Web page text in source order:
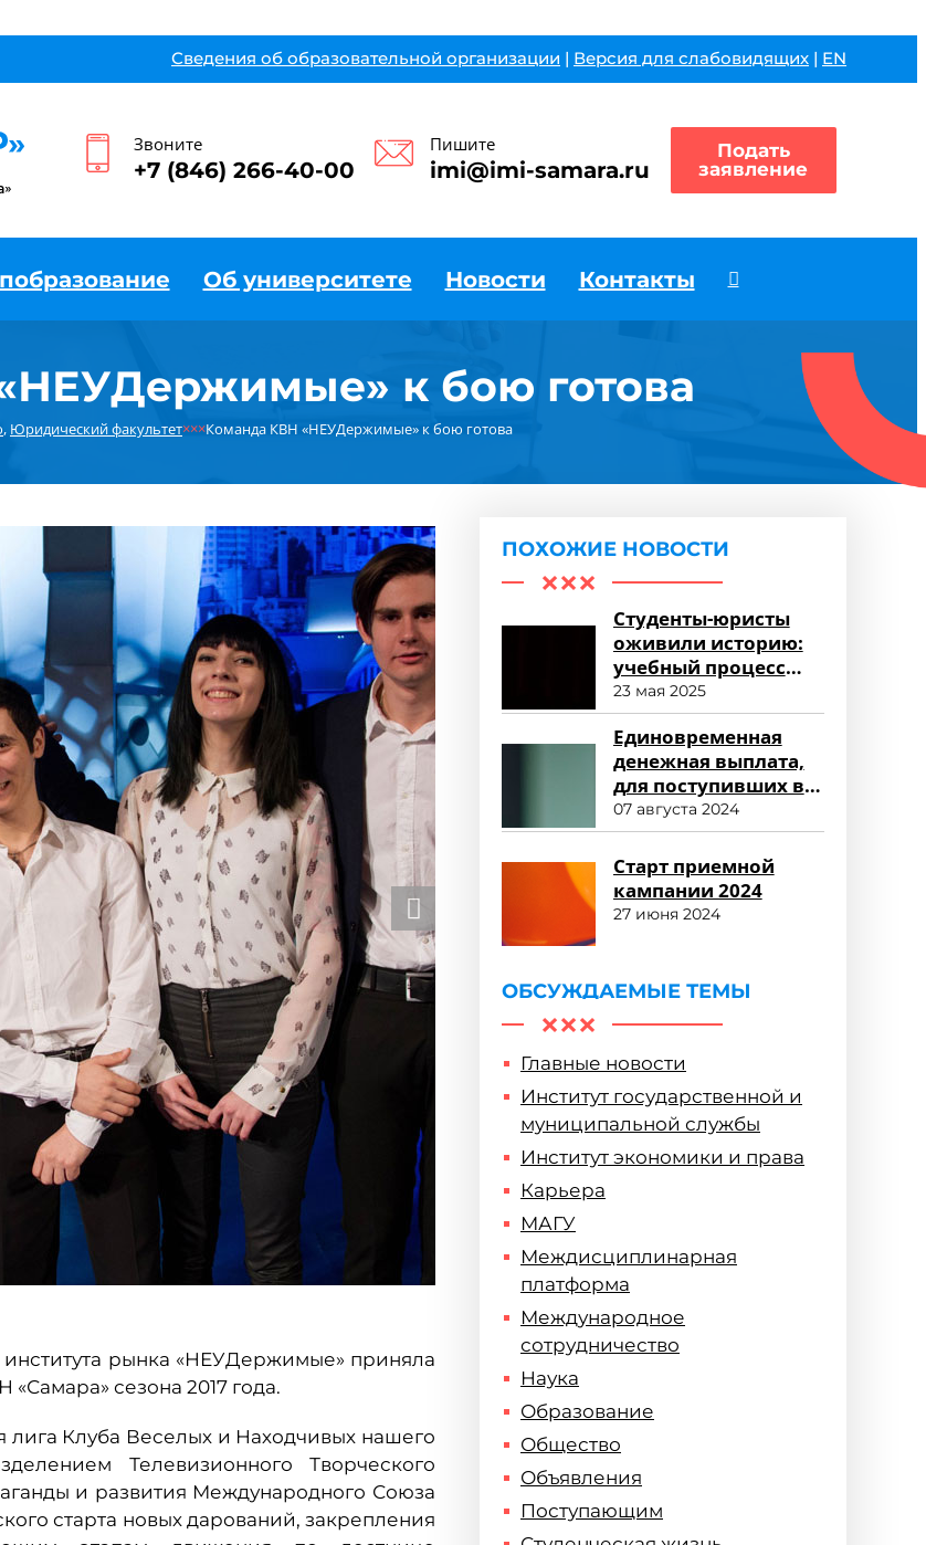
Сведения об образовательной организации | Версия для слабовидящих | EN
Звоните
+7 (846) 266-40-00
Пишите
imi@imi-samara.ru
Подать
заявление
Об университете Новости Контакты
к бою готова
, Юридический факультет×××Команда КВН «НЕУДержимые» к бою готова
рынка «НЕУДержимые» приняла
сезона 2017 года.
Клуба Веселых и Находчивых нашего
Телевизионного Творческого
и развития Международного Союза
старта новых дарований, закрепления
ПОХОЖИЕ НОВОСТИ
Студенты-юристы
оживили историю:
учебный процесс
«Суд над Жанной
д’Арк»
23 мая 2025
Единовременная
денежная выплата,
для поступивших в
2024 году
07 августа 2024
Старт приемной
кампании 2024
27 июня 2024
ОБСУЖДАЕМЫЕ ТЕМЫ
Главные новости
Институт государственной и
муниципальной службы
Институт экономики и права
Карьера
МАГУ
Междисциплинарная
платформа
Международное
сотрудничество
Наука
Образование
Общество
Объявления
Поступающим